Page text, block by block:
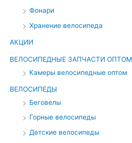
Фонари
Хранение велосипеда
АКЦИИ
ВЕЛОСИПЕДНЫЕ ЗАПЧАСТИ ОПТОМ
Камеры велосипедные оптом
ВЕЛОСИПЕДЫ
Беговелы
Горные велосипеды
Детские велосипеды